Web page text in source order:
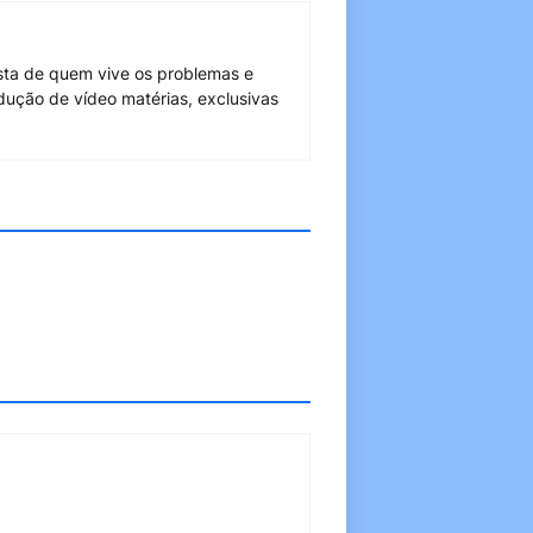
de quem vive os problemas e
de vídeo matérias, exclusivas